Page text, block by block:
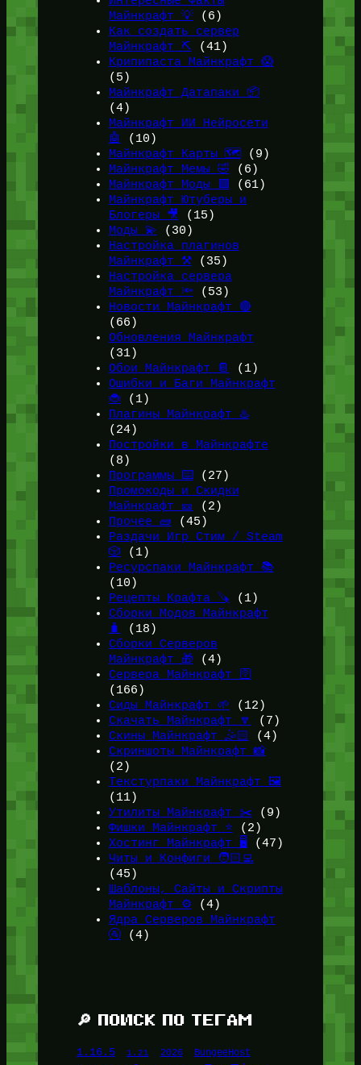
Майнкрафт 💡(6)
Как создать сервер
Майнкрафт ⛏️ (41)
Крипипаста Майнкрафт 😱
(5)
Майнкрафт Датапаки 📦
(4)
Майнкрафт ИИ Нейросети
🤖
(10)
Майнкрафт Карты 🗺️(9)
Майнкрафт Мемы 🤣 (6)
Майнкрафт Моды 🟩 (61)
Майнкрафт Ютуберы и
Блогеры 🎥
(15)
Моды 💫
(30)
Настройка плагинов
Майнкрафт ⚒️(35)
Настройка сервера
Майнкрафт 🔦 (53)
Новости Майнкрафт 🔴
(66)
Обновления Майнкрафт
(31)
Обои Майнкрафт 📔
(1)
Ошибки и Баги Майнкрафт
🐞(1)
Плагины Майнкрафт ♨️
(24)
Постройки в Майнкрафте
(8)
Программы ⌨️(27)
Промокоды и Скидки
Майнкрафт 🎫
(2)
Прочее 🧱 (45)
Раздачи Игр Стим / Steam
🎲 (1)
Ресурспаки Майнкрафт 📚
(10)
Рецепты Крафта 🪚 (1)
Сборки Модов Майнкрафт
🧳
(18)
Сборки Серверов
Майнкрафт 🎁 (4)
Сервера Майнкрафт 🛜
(166)
Сиды Майнкрафт 🌱
(12)
Скачать Майнкрафт 🔽
(7)
Скины Майнкрафт 🤹🏻
(4)
Скриншоты Майнкрафт 📸
(2)
Текстурпаки Майнкрафт 🖼️
(11)
Утилиты Майнкрафт ✂️ (9)
Фишки Майнкрафт ⭐(2)
Хостинг Майнкрафт 🖥️ (47)
Читы и Конфиги 🧑🏻‍💻
(45)
Шаблоны, Сайты и Скрипты
Майнкрафт ⚙️ (4)
Ядра Серверов Майнкрафт
🚰(4)
🔎 ПОИСК ПО ТЕГАМ
1.16.5 1.21 2026 BungeeHost